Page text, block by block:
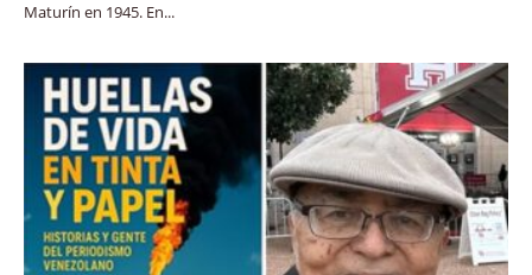
Maturín en 1945. En...